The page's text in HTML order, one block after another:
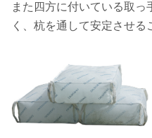
また四方に付いている取
く、杭を通して安定させる